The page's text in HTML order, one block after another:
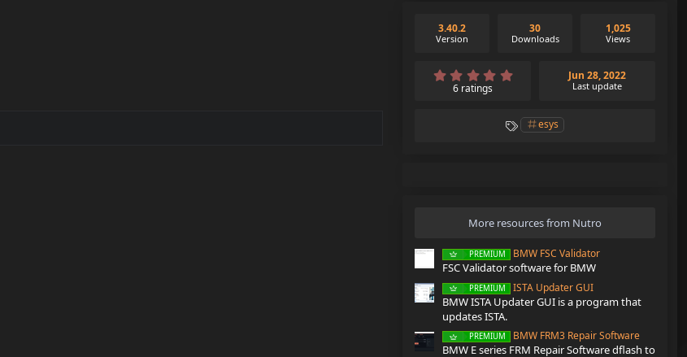
3.40.2
Version
30
Downloads
1,025
Views
5
s
t
6 ratings
Jun 28, 2022
Last update
T
a
esys
More resources from Nutro
PREMIUM BMW FSC Validator
FSC Validator software for BMW
PREMIUM ISTA Updater GUI
BMW ISTA Updater GUI is a program that
updates ISTA.
PREMIUM BMW FRM3 Repair Software
BMW E series FRM Repair Software dflash to